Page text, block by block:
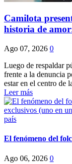
Camilota
historia de
Ago 07, 2026 0
Luego de respaldar
frente a la denuncia
estar en el centro de
Leer más
El fenómeno del
Ago 06, 2026 0